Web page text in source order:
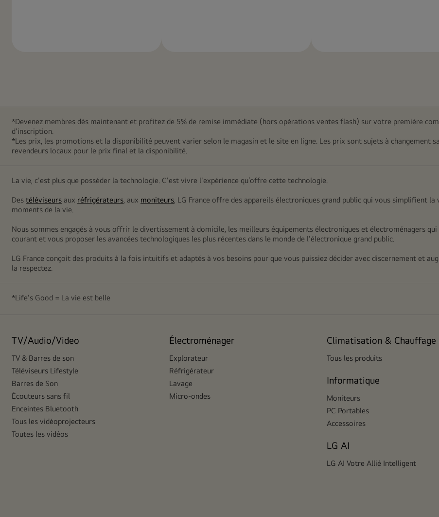
*Devenez membres dès maintenant et profitez de 5% de remise immédiate (hors opérations ventes flash) sur votre première
d'inscription.
*Les prix, les promotions et la disponibilité peuvent varier selon le magasin et le site en ligne. Les prix sont sujets à changement
revendeurs locaux pour le prix final et la disponibilité.
La vie, c'est plus que posséder la technologie. C'est vivre l'expérience qu’offre cette technologie.
Des téléviseurs aux réfrigérateurs, aux moniteurs, LG France offre des appareils électroniques grand public qui vous simplifient
moments de la vie.
Nous sommes engagés à vous offrir le divertissement à domicile, les meilleurs équipements électroniques et électroménagers
courant et vous proposer les avancées technologiques les plus récentes dans le monde de l'électronique grand public.
LG France conçoit des produits à la fois intuitifs et adaptés à vos besoins pour que vous puissiez décider avec discernement et
la respectez.
*Life's Good = La vie est belle
TV/Audio/Video
TV & Barres de son
Téléviseurs Lifestyle
Barres de Son
Écouteurs sans fil
Enceintes Bluetooth
Tous les vidéoprojecteurs
Toutes les vidéos
Électroménager
Explorateur
Réfrigérateur
Lavage
Micro-ondes
Climatisation & Chauffage
Tous les produits
Informatique
Moniteurs
PC Portables
Accessoires
LG AI
LG AI Votre Allié Intelligent